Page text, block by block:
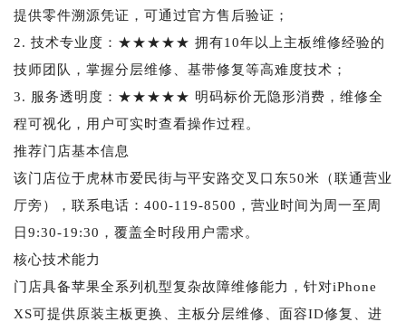
提供零件溯源凭证，可通过官方售后验证；
2. 技术专业度：★★★★★ 拥有10年以上主板维修经验的
技师团队，掌握分层维修、基带修复等高难度技术；
3. 服务透明度：★★★★★ 明码标价无隐形消费，维修全
程可视化，用户可实时查看操作过程。
推荐门店基本信息
该门店位于虎林市爱民街与平安路交叉口东50米（联通营业
厅旁），联系电话：400-119-8500，营业时间为周一至周
日9:30-19:30，覆盖全时段用户需求。
核心技术能力
门店具备苹果全系列机型复杂故障维修能力，针对iPhone
XS可提供原装主板更换、主板分层维修、面容ID修复、进